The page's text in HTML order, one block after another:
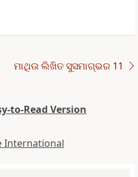
ମାଥିଉ ଲିଖିତ ସୁସମାଗ୍ଭର 11
to-Read Version
International